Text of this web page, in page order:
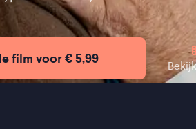
film voor € 5,99